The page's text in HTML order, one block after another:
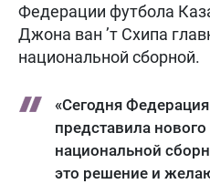
Федерации футбола
Джона ван ’т Схипа
национальной сборной.
«Сегодня
представила
национальной
это решение и